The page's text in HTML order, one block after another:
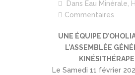
Dans Eau Minérale
Commentaires
UNE ÉQUIPE
L’ASSEMBLÉE
Le Samedi 11 février